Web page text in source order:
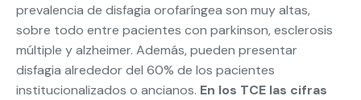
prevalencia de disfagia orofaríngea son muy altas,
sobre todo entre pacientes con parkinson, esclerosis
múltiple y alzheimer. Además, pueden presentar
disfagia alrededor del 60% de los pacientes
institucionalizados o ancianos. En los TCE las cifras